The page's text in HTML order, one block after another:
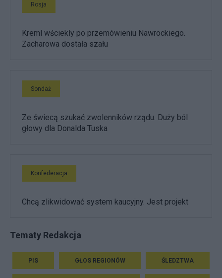
Rosja
Kreml wściekły po przemówieniu Nawrockiego.
Zacharowa dostała szału
Sondaż
Ze świecą szukać zwolenników rządu. Duży ból
głowy dla Donalda Tuska
Konfederacja
Chcą zlikwidować system kaucyjny. Jest projekt
Tematy Redakcja
PIS GŁOS REGIONÓW ŚLEDZTWA